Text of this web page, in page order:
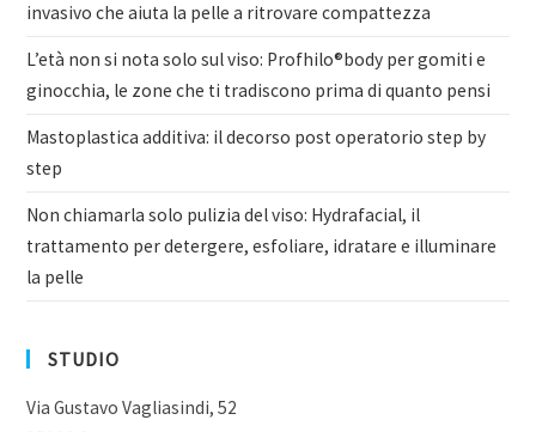
invasivo che aiuta la pelle a ritrovare compattezza
L’età non si nota solo sul viso: Profhilo®body per gomiti e
ginocchia, le zone che ti tradiscono prima di quanto pensi
Mastoplastica additiva: il decorso post operatorio step by
step
Non chiamarla solo pulizia del viso: Hydrafacial, il
trattamento per detergere, esfoliare, idratare e illuminare
la pelle
STUDIO
Via Gustavo Vagliasindi, 52